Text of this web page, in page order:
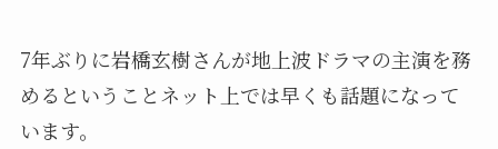
7年ぶりに岩橋玄樹さんが地上波ドラマの主演を務
めるということネット上では早くも話題になって
います。